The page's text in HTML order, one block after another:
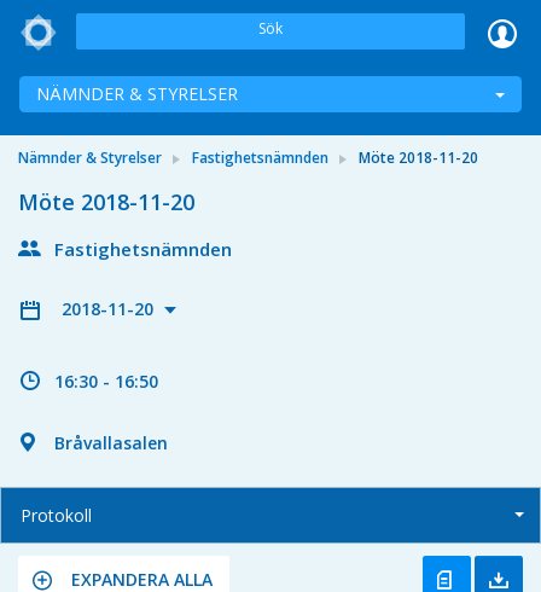
Sök
NÄMNDER & STYRELSER
Nämnder & Styrelser Fastighetsnämnden Möte 2018-11-20
Möte 2018-11-20
Fastighetsnämnden
2018-11-20
16:30 - 16:50
Bråvallasalen
Protokoll
EXPANDERA ALLA